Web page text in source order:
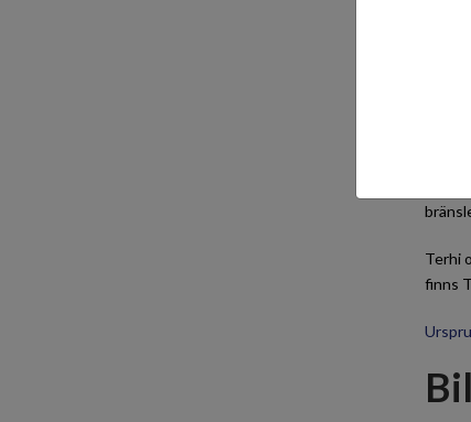
Terhi
finns